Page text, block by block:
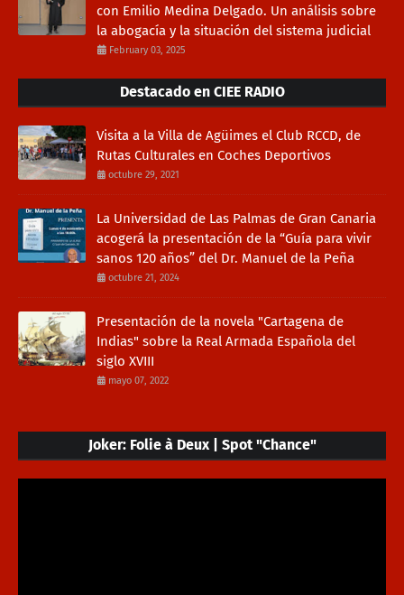
con Emilio Medina Delgado. Un análisis sobre
la abogacía y la situación del sistema judicial
February 03, 2025
Destacado en CIEE RADIO
Visita a la Villa de Agüimes el Club RCCD, de
Rutas Culturales en Coches Deportivos
octubre 29, 2021
La Universidad de Las Palmas de Gran Canaria
acogerá la presentación de la “Guía para vivir
sanos 120 años” del Dr. Manuel de la Peña
octubre 21, 2024
Presentación de la novela "Cartagena de
Indias" sobre la Real Armada Española del
siglo XVIII
mayo 07, 2022
Joker: Folie à Deux | Spot "Chance"